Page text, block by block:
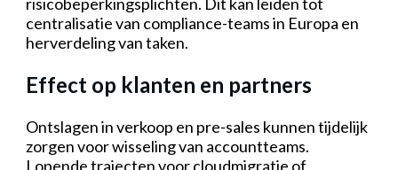
centralisatie van compliance-teams in Europa en
herverdeling van taken.
Effect op klanten en partners
Ontslagen in verkoop en pre-sales kunnen tijdelijk
zorgen voor wisseling van accountteams.
Lopende trajecten voor cloudmigratie of